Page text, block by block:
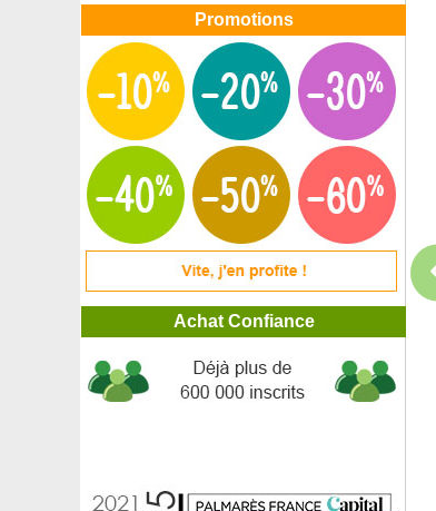
Promotions
Achat Confiance